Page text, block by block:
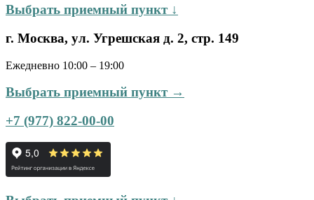
Выбрать приемный пункт ↓
г. Москва, ул. Угрешская д. 2, стр. 149
Ежедневно 10:00 – 19:00
Выбрать приемный пункт →
+7 (977) 822-00-00